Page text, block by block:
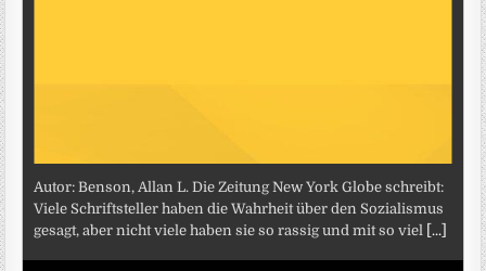
Autor: Benson, Allan L. Die Zeitung New York Globe schreibt:
Viele Schriftsteller haben die Wahrheit über den Sozialismus
gesagt, aber nicht viele haben sie so rassig und mit so viel [...]